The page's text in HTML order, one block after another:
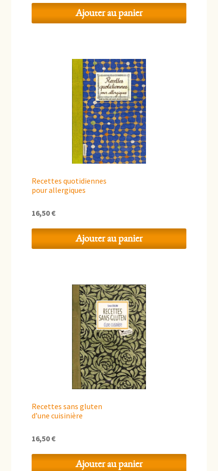
Ajouter au panier
Recettes quotidiennes
pour allergiques
16,50€
Ajouter au panier
Recettes sans gluten
d’une cuisinière
16,50€
Ajouter au panier